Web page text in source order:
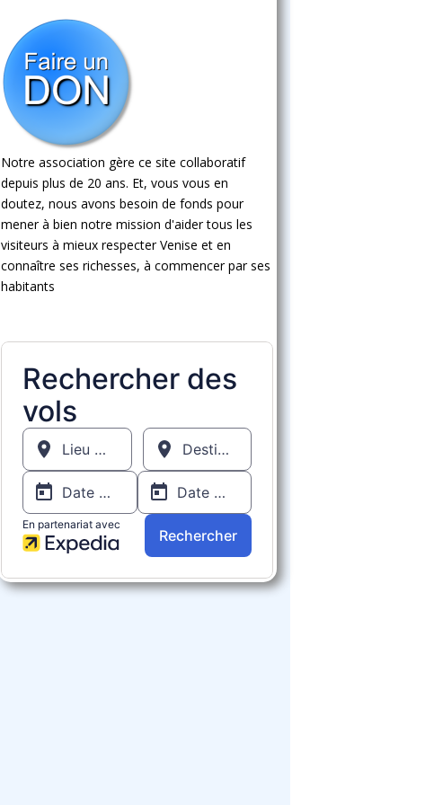
Notre association gère ce site collaboratif
depuis plus de 20 ans. Et, vous vous en
doutez, nous avons besoin de fonds pour
mener à bien notre mission d'aider tous les
visiteurs à mieux respecter Venise et en
connaître ses richesses, à commencer par ses
habitants